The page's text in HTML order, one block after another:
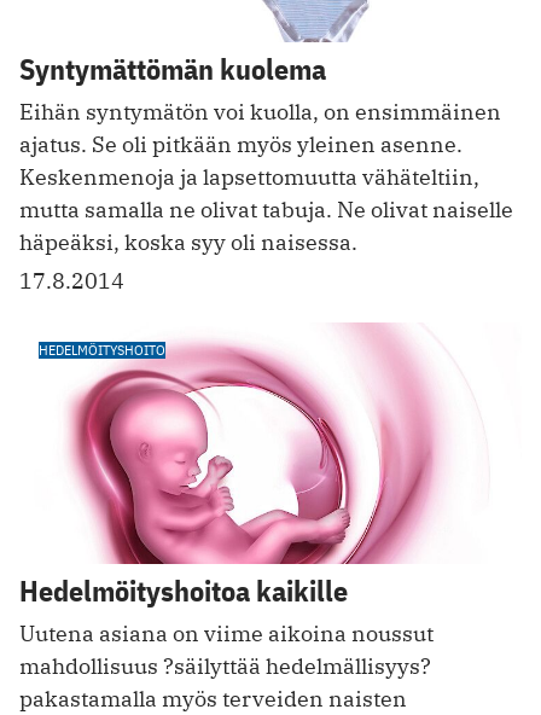
Syntymättömän kuolema
Eihän syntymätön voi kuolla, on ­ensimmäinen
ajatus. Se oli pitkään myös yleinen asenne.
Keskenmenoja ja ­lapsettomuutta vähäteltiin,
mutta samalla ne olivat tabuja. Ne olivat naiselle
­häpeäksi, koska syy oli naisessa.
17.8.2014
HEDELMÖITYSHOITO
Hedelmöityshoitoa kaikille
Uutena asiana on viime aikoina noussut
mahdollisuus ?säilyttää hedelmällisyys?
pakastamalla myös terveiden naisten